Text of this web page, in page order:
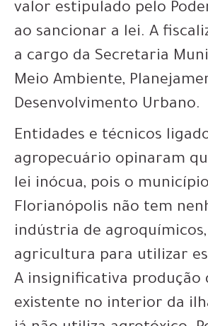
valor estipulado pelo
ao sancionar a lei. A
a cargo da Secretaria
Meio Ambiente,
Desenvolvimento Urbano.
Entidades e técnicos
agropecuário opinaram
lei inócua, pois o
Florianópolis não tem
indústria de
agricultura para utilizar
A insignificativa produção
existente no interior da